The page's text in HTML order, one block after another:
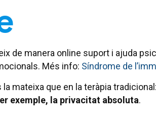
de manera online suport i ajuda
Més info: Síndrome de
mateixa que en la teràpia
exemple, la privacitat absoluta.